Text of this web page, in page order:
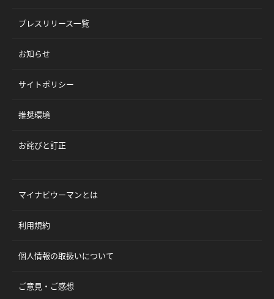
プレスリリース一覧
お知らせ
サイトポリシー
推奨環境
お詫びと訂正
マイナビウーマンとは
利用規約
個人情報の取扱いについて
ご意見・ご感想